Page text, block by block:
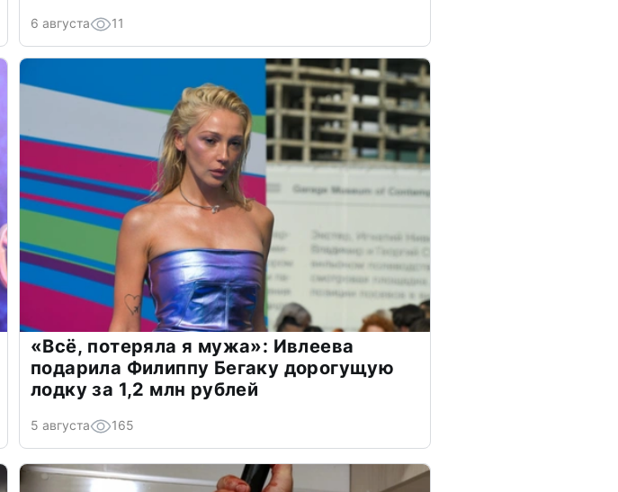
6 августа 11
«Всё, потеряла я мужа»: Ивлеева
подарила Филиппу Бегаку дорогущую
лодку за 1,2 млн рублей
5 августа 165